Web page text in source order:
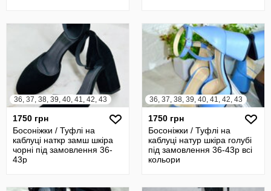
36, 37, 38, 39, 40, 41, 42, 43
1750 грн
Босоніжки / Туфлі на
каблуці наткр замш шкіра
чорні під замовлення 36-
43р
36, 37, 38, 39, 40, 41, 42, 43
1750 грн
Босоніжки / Туфлі на
каблуці натур шкіра голубі
під замовлення 36-43р всі
кольори